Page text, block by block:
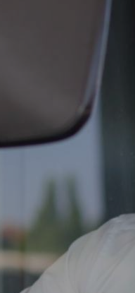
di lavoro
linea
Bologna
Scopri di più